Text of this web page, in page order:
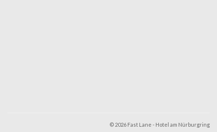
© 2026 Fast Lane - Hotel am Nürburgring